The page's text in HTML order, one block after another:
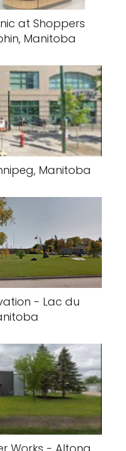
at Shoppers
Manitoba
Manitoba
- Lac du